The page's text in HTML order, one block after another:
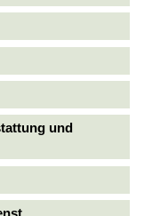
und